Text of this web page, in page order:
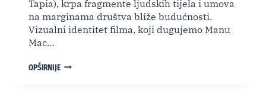
Tapia), krpa fragmente ljudskih tijela i umova
na marginama društva bliže budućnosti.
Vizualni identitet filma, koji dugujemo Manu
Mac…
OPŠIRNIJE“THE